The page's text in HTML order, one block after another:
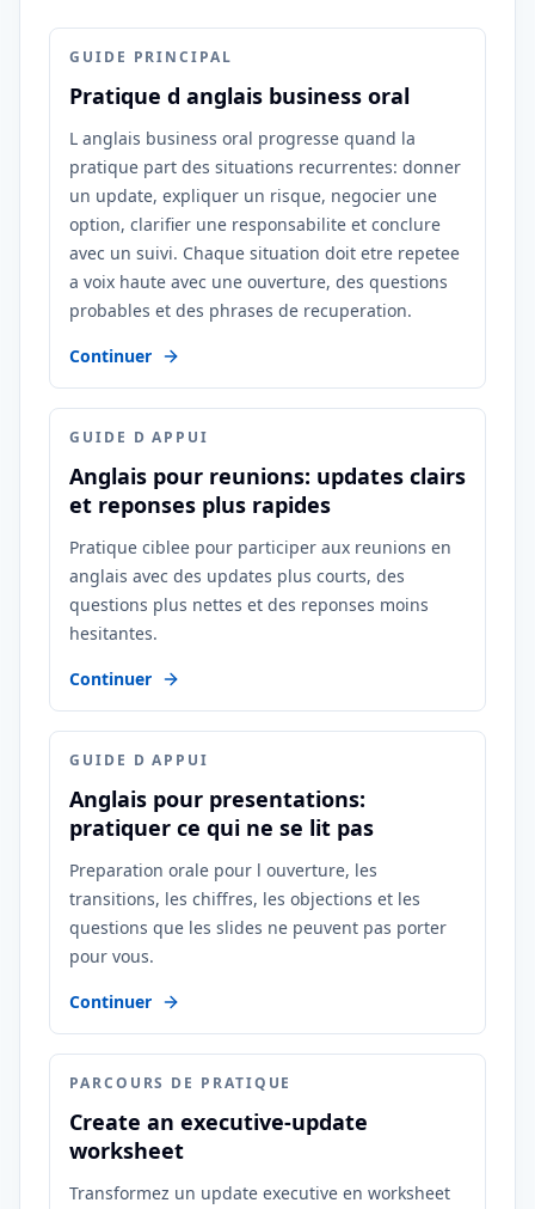
GUIDE PRINCIPAL
Pratique d anglais business oral
L anglais business oral progresse quand la
pratique part des situations recurrentes: donner
un update, expliquer un risque, negocier une
option, clarifier une responsabilite et conclure
avec un suivi. Chaque situation doit etre repetee
a voix haute avec une ouverture, des questions
probables et des phrases de recuperation.
Continuer
GUIDE D APPUI
Anglais pour reunions: updates clairs
et reponses plus rapides
Pratique ciblee pour participer aux reunions en
anglais avec des updates plus courts, des
questions plus nettes et des reponses moins
hesitantes.
Continuer
GUIDE D APPUI
Anglais pour presentations:
pratiquer ce qui ne se lit pas
Preparation orale pour l ouverture, les
transitions, les chiffres, les objections et les
questions que les slides ne peuvent pas porter
pour vous.
Continuer
PARCOURS DE PRATIQUE
Create an executive-update
worksheet
Transformez un update executive en worksheet